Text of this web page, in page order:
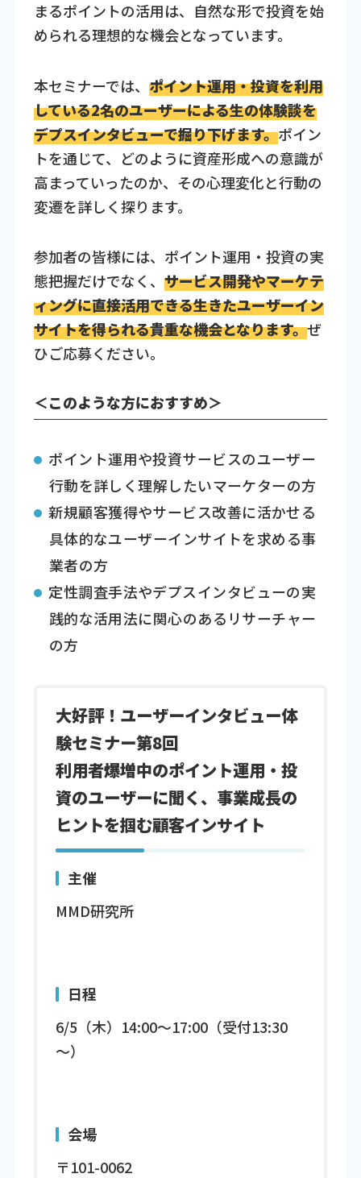
まるポイントの活用は、自然な形で投資を始
められる理想的な機会となっています。
本セミナーでは、 ポイント運用・投資を利用
している2名のユーザーによる生の体験談を
デプスインタビューで掘り下げます。ポイン
トを通じて、どのように資産形成への意識が
高まっていったのか、その心理変化と行動の
変遷を詳しく探ります。
参加者の皆様には、ポイント運用・投資の実
態把握だけでなく、 サービス開発やマーケテ
ィングに直接活用できる生きたユーザーイン
サイトを得られる貴重な機会となります。ぜ
ひご応募ください。
＜このような方におすすめ＞
ポイント運用や投資サービスのユーザー
行動を詳しく理解したいマーケターの方
新規顧客獲得やサービス改善に活かせる
具体的なユーザーインサイトを求める事
業者の方
定性調査手法やデプスインタビューの実
践的な活用法に関心のあるリサーチャー
の方
大好評！ユーザーインタビュー体
験セミナー第8回
利用者爆増中のポイント運用・投
資のユーザーに聞く、事業成長の
ヒントを掴む顧客インサイト
主催
MMD研究所
日程
6/5（木）14:00～17:00（受付13:30
～）
会場
〒101-0062